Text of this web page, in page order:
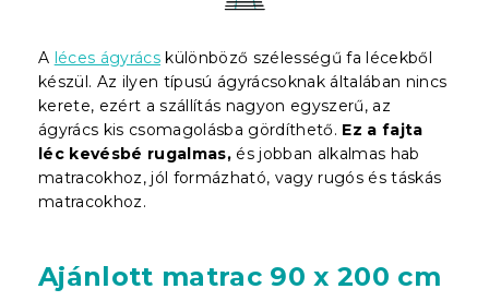
A léces ágyrács különböző szélességű fa lécekből
készül. Az ilyen típusú ágyrácsoknak általában nincs
kerete, ezért a szállítás nagyon egyszerű, az
ágyrács kis csomagolásba gördíthető. Ez a fajta
léc kevésbé rugalmas, és jobban alkalmas hab
matracokhoz, jól formázható, vagy rugós és táskás
matracokhoz.
Ajánlott matrac 90 x 200 cm